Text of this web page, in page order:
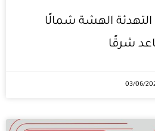
التهدئة الهشة شمالًا
شرقًا